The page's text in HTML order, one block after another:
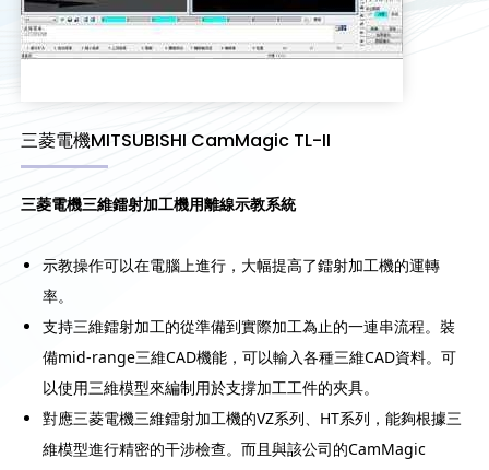
三菱電機MITSUBISHI CamMagic TL-II
三菱電機三維鐳射加工機用離線示教系統
示教操作可以在電腦上進行，大幅提高了鐳射加工機的運轉
率。
支持三維鐳射加工的從準備到實際加工為止的一連串流程。裝
備mid-range三維CAD機能，可以輸入各種三維CAD資料。可
以使用三維模型來編制用於支撐加工工件的夾具。
對應三菱電機三維鐳射加工機的VZ系列、HT系列，能夠根據三
維模型進行精密的干涉檢查。而且與該公司的CamMagic